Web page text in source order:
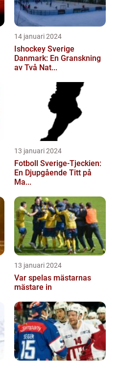
14 januari 2024
Ishockey Sverige
Danmark: En Granskning
av Två Nat...
13 januari 2024
Fotboll Sverige-Tjeckien:
En Djupgående Titt på
Ma...
13 januari 2024
Var spelas mästarnas
mästare in